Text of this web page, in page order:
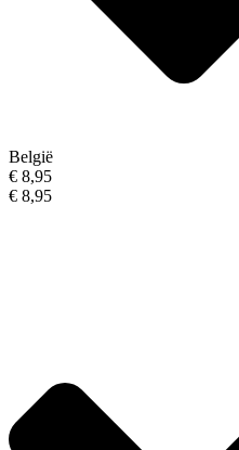
België
€ 8,95
€ 8,95